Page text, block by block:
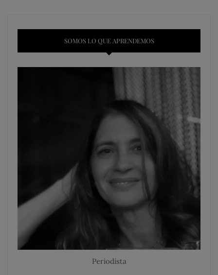
SOMOS LO QUE APRENDEMOS
Periodista